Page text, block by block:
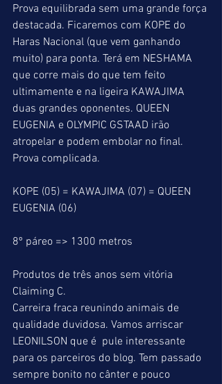
Prova equilibrada sem uma grande força
destacada. Ficaremos com KOPE do
Haras Nacional (que vem ganhando
muito) para ponta. Terá em NESHAMA
que corre mais do que tem feito
ultimamente e na ligeira KAWAJIMA
duas grandes oponentes. QUEEN
EUGENIA e OLYMPIC GSTAAD irão
atropelar e podem embolar no final.
Prova complicada.
KOPE (05) = KAWAJIMA (07) = QUEEN
EUGENIA (06)
8º páreo => 1300 metros
Produtos de três anos sem vitória
Claiming C.
Carreira fraca reunindo animais de
qualidade duvidosa. Vamos arriscar
LEONILSON que é  pule interessante
para os parceiros do blog. Tem passado
sempre bonito no cânter e pouco